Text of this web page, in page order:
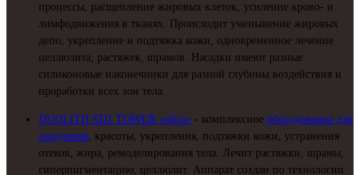
процессы, расщепление жировых клеток, усиление крово- и
лимфодвижения в тканях. Происходит уменьшение жировых
депо, укрепление и подтяжка кожи, одновременное лечение
целлюлита, растяжек, шрамов. Насадки имеют разные
силиконовые наконечники для разной глубины воздействия и
проработки всех зон тела.
DUOLITH SD1 TOWER «ultra» - комплексное оборудование для
похудения, красоты, укрепления, подтяжки кожи, устранения
отеков, жира, ремоделирования тела. Лечит растяжки, шрамы,
гиперпигментацию, целлюлит. Аппарат создан по технологии